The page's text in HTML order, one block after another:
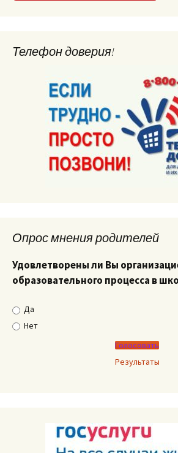
Телефон доверия!
Опрос мнения родителей
Удовлетворены ли Вы
образовательного процесса в
Да
Нет
Результаты